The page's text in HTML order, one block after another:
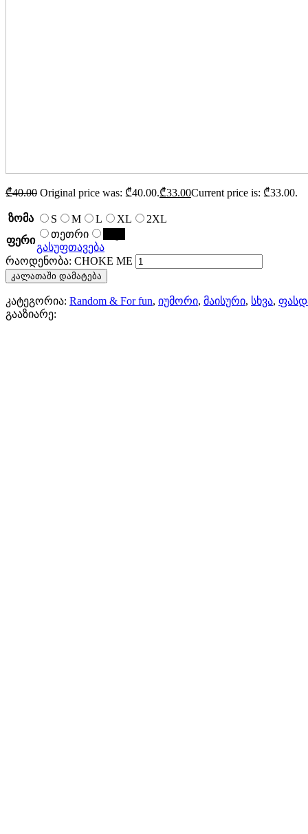
₾40.00 Original price was: ₾40.00.₾33.00Current price is: ₾33.00.
ზომა S M L XL
2XL
ფერი
თეთრი
გასუფთავება
რაოდენობა: CHOKE ME
კალათაში დამატება
კატეგორია: Random & For fun, იუმორი, მაისური, სხვა,
გააზიარე: